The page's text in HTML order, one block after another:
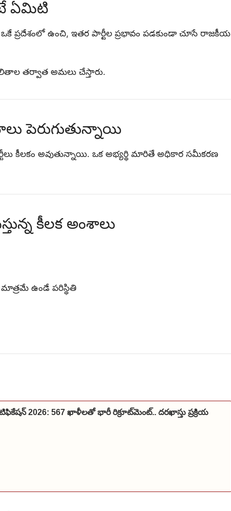
ఏమిటి
ఒకే ప్రదేశంలో ఉంచి, ఇతర పార్టీల ప్రభావం పడకుండా చూసే రాజకీయ
తర్వాత అమలు చేస్తారు.
పెరుగుతున్నాయి
కీలకం అవుతున్నాయి. ఒక అభ్యర్థి మారితే అధికార సమీకరణ
కీలక అంశాలు
మాత్రమే ఉండే పరిస్థితి
2026: 567 ఖాళీలతో భారీ రిక్రూట్‌మెంట్.. దరఖాస్తు ప్రక్రియ